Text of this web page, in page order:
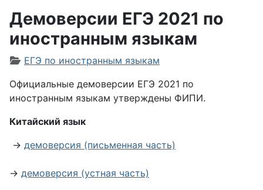
Демоверсии ЕГЭ 2021 по
иностранным языкам
Информация о материале
ЕГЭ по иностранным языкам
Официальные демоверсии ЕГЭ 2021 по
иностранным языкам утверждены ФИПИ.
Китайский язык
→ демоверсия (письменная часть)
→ демоверсия (устная часть)